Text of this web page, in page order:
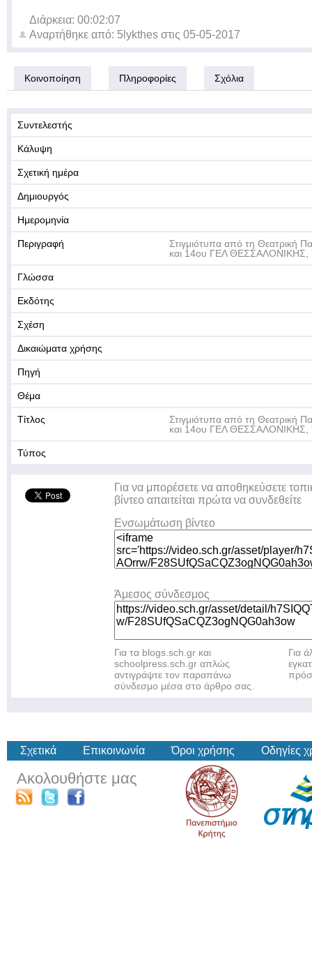
Διάρκεια: 00:02:07
Αναρτήθηκε από: 5lykthes στις 05-05-2017
Κοινοποίηση Πληροφορίες Σχόλια
Συντελεστής
Κάλυψη
Σχετική ημέρα
Δημιουργός
Ημερομηνία
Περιγραφή
Στιγμιότυπα από τη Θεατρική
και 14ου ΓΕΛ ΘΕΣΣΑΛΟΝΙΚΗΣ,
Γλώσσα
Εκδότης
Σχέση
Δικαιώματα χρήσης
Πηγή
Θέμα
Τίτλος
Στιγμιότυπα από τη Θεατρική
και 14ου ΓΕΛ ΘΕΣΣΑΛΟΝΙΚΗΣ,
Τύπος
Για να μπορέσετε να αποθηκεύσετε
βίντεο απαιτείται πρώτα να συνδεθείτε
Ενσωμάτωση βίντεο
Άμεσος σύνδεσμος
Για τα blogs.sch.gr και
schoolpress.sch.gr απλώς
αντιγράψτε τον παραπάνω
σύνδεσμο μέσα στο άρθρο σας.
Για
Σχετικά Επικοινωνία Όροι χρήσης Οδηγίες
Ακολουθήστε μας